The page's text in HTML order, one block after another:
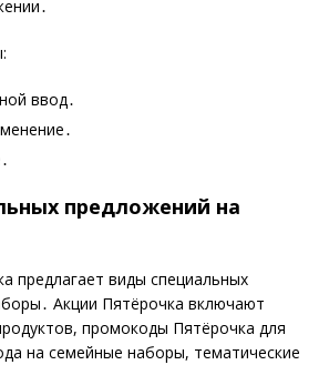
ввод․
предложений на
предлагает виды специальных
Акции Пятёрочка включают
промокоды Пятёрочка для
на семейные наборы, тематические